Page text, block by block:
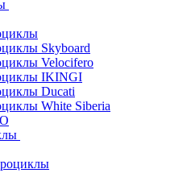
Skyboard
Velocifero
IKINGI
Ducati
White Siberia